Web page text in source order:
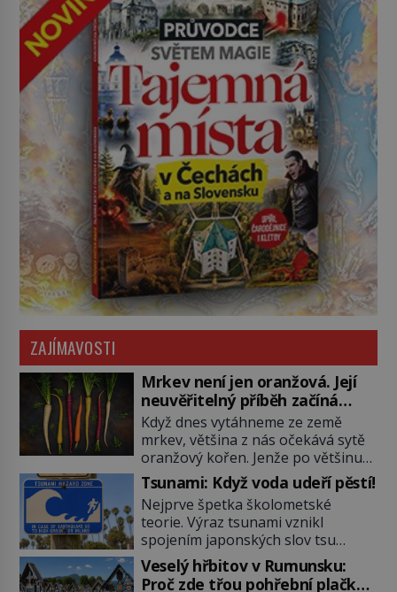
ZAJÍMAVOSTI
Mrkev není jen oranžová. Její
neuvěřitelný příběh začíná
fialovou barvou
Když dnes vytáhneme ze země
mrkev, většina z nás očekává sytě
oranžový kořen. Jenže po většinu
své historie je mrkev všechno
možné, jen ne oranžová. Je fialová,
žlutá, bílá, někdy dokonce téměř
černá. Až díky stovkám let
pečlivého šlechtění se z ní stává
zelenina, bez které si českou
zahradu ani nedokážeme
Tsunami: Když voda udeří pěstí!
Nejprve špetka školometské
teorie. Výraz tsunami vznikl
spojením japonských slov tsu
(přístav) a nami (vlna). Jedná se o
dlouhou vlnu, která je na volném
Veselý hřbitov v Rumunsku:
Proč zde třou pohřební plačky